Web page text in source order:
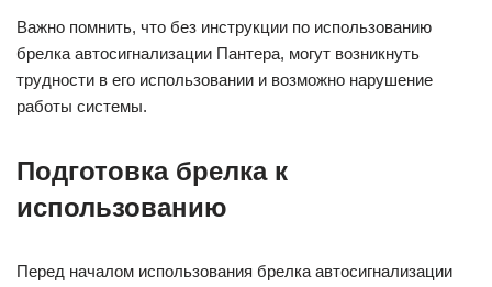
Важно помнить, что без инструкции по использованию
брелка автосигнализации Пантера, могут возникнуть
трудности в его использовании и возможно нарушение
работы системы.
Подготовка брелка к
использованию
Перед началом использования брелка автосигнализации